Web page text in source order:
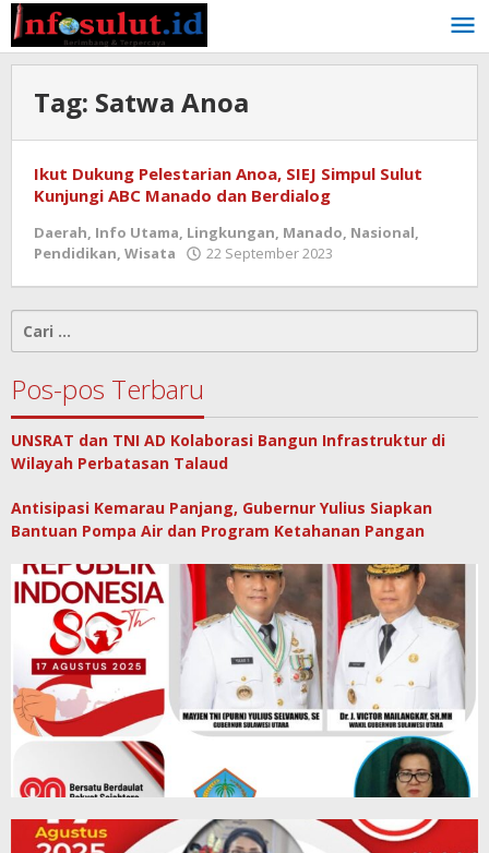
Lewati
ke
konten
Tag: Satwa Anoa
Ikut Dukung Pelestarian Anoa, SIEJ Simpul Sulut
Kunjungi ABC Manado dan Berdialog
Daerah, Info Utama, Lingkungan, Manado, Nasional,
Pendidikan, Wisata 22 September 2023
untuk:
Pos-pos Terbaru
UNSRAT dan TNI AD Kolaborasi Bangun Infrastruktur di
Wilayah Perbatasan Talaud
Antisipasi Kemarau Panjang, Gubernur Yulius Siapkan
Bantuan Pompa Air dan Program Ketahanan Pangan